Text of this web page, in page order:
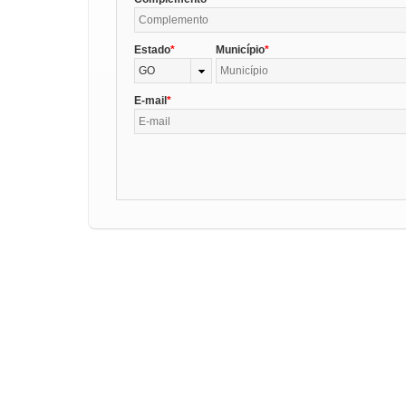
Estado
GO
Município
E-mail